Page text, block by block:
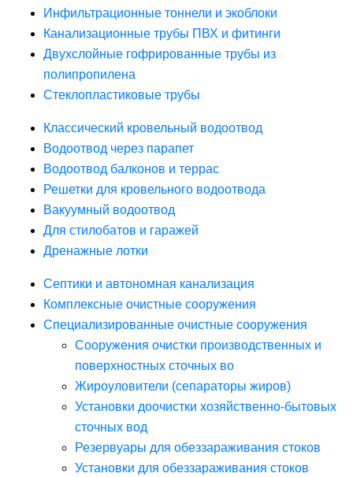
Инфильтрационные тоннели и экоблоки
Канализационные трубы ПВХ и фитинги
Двухслойные гофрированные трубы из
полипропилена
Стеклопластиковые трубы
Классический кровельный водоотвод
Водоотвод через парапет
Водоотвод балконов и террас
Решетки для кровельного водоотвода
Вакуумный водоотвод
Для стилобатов и гаражей
Дренажные лотки
Септики и автономная канализация
Комплексные очистные сооружения
Специализированные очистные сооружения
Сооружения очистки производственных и
поверхностных сточных во
Жироуловители (сепараторы жиров)
Установки доочистки хозяйственно-бытовых
сточных вод
Резервуары для обеззараживания стоков
Установки для обеззараживания стоков